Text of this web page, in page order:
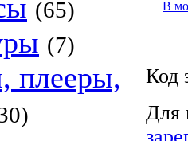
(65)
(7)
плееры,
В
Код
Для